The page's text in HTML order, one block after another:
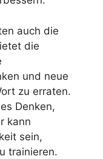
auch die
die
und neue
zu erraten.
Denken,
kann
sein,
trainieren.